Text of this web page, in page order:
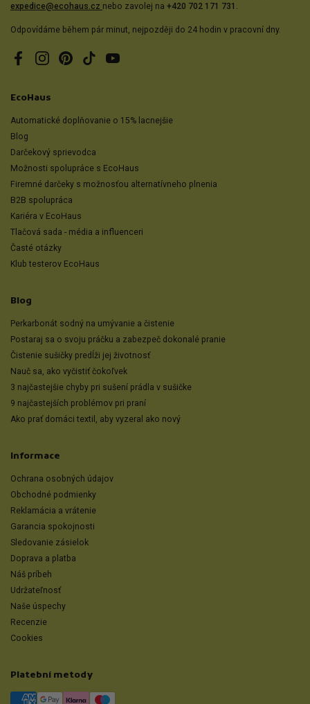
expedice@ecohaus.cz nebo zavolej na +420 702 171 731.
Odpovídáme během pár minut, nejpozději do 24 hodin v pracovní dny.
FacebookInstagramPinterestTikTokYouTube
EcoHaus
Automatické doplňovanie o 15% lacnejšie
Blog
Darčekový sprievodca
Možnosti spolupráce s EcoHaus
Firemné darčeky s možnosťou alternatívneho plnenia
B2B spolupráca
Kariéra v EcoHaus
Tlačová sada - média a influenceri
Časté otázky
Klub testerov EcoHaus
Blog
Perkarbonát sodný na umývanie a čistenie
Postaraj sa o svoju práčku a zabezpeč dokonalé pranie
Čistenie sušičky predĺži jej životnosť
Nauč sa, ako vyčistiť čokoľvek
3 najčastejšie chyby pri sušení prádla v sušičke
9 najčastejších problémov pri praní
Ako prať domáci textil, aby vyzeral ako nový
Informace
Ochrana osobných údajov
Obchodné podmienky
Reklamácia a vrátenie
Garancia spokojnosti
Sledovanie zásielok
Doprava a platba
Náš príbeh
Udržateľnosť
Naše úspechy
Recenzie
Cookies
Platební metody